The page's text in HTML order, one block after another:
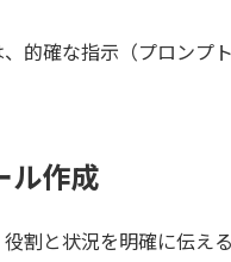
的確な指示（プロンプ
ル作成
割と状況を明確に伝える